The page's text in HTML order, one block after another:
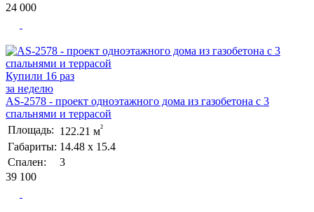
24 000
Купили 16 раз
за неделю
AS-2578 - проект одноэтажного дома из газобетона с 3
спальнями и террасой
Площадь: 122.21 м²
Габариты: 14.48 х 15.4
Спален:
3
39 100